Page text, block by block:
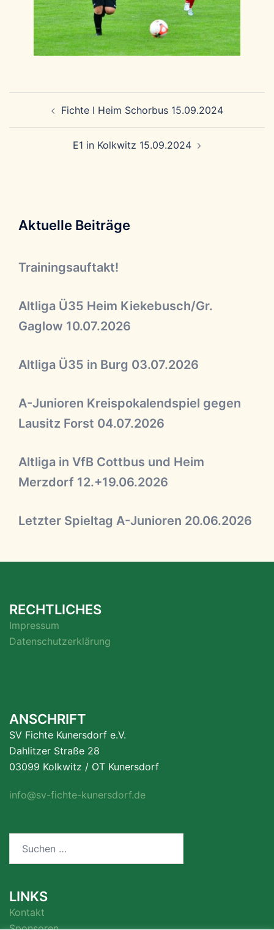
Fichte I Heim Schorbus 15.09.2024
E1 in Kolkwitz 15.09.2024
Aktuelle Beiträge
Trainingsauftakt!
Altliga Ü35 Heim Kiekebusch/Gr.
Gaglow 10.07.2026
Altliga Ü35 in Burg 03.07.2026
A-Junioren Kreispokalendspiel gegen
Lausitz Forst 04.07.2026
Altliga in VfB Cottbus und Heim
Merzdorf 12.+19.06.2026
Letzter Spieltag A-Junioren 20.06.2026
RECHTLICHES
Impressum
Datenschutzerklärung
ANSCHRIFT
SV Fichte Kunersdorf e.V.
Dahlitzer Straße 28
03099 Kolkwitz / OT Kunersdorf
info@sv-fichte-kunersdorf.de
nach:
LINKS
Kontakt